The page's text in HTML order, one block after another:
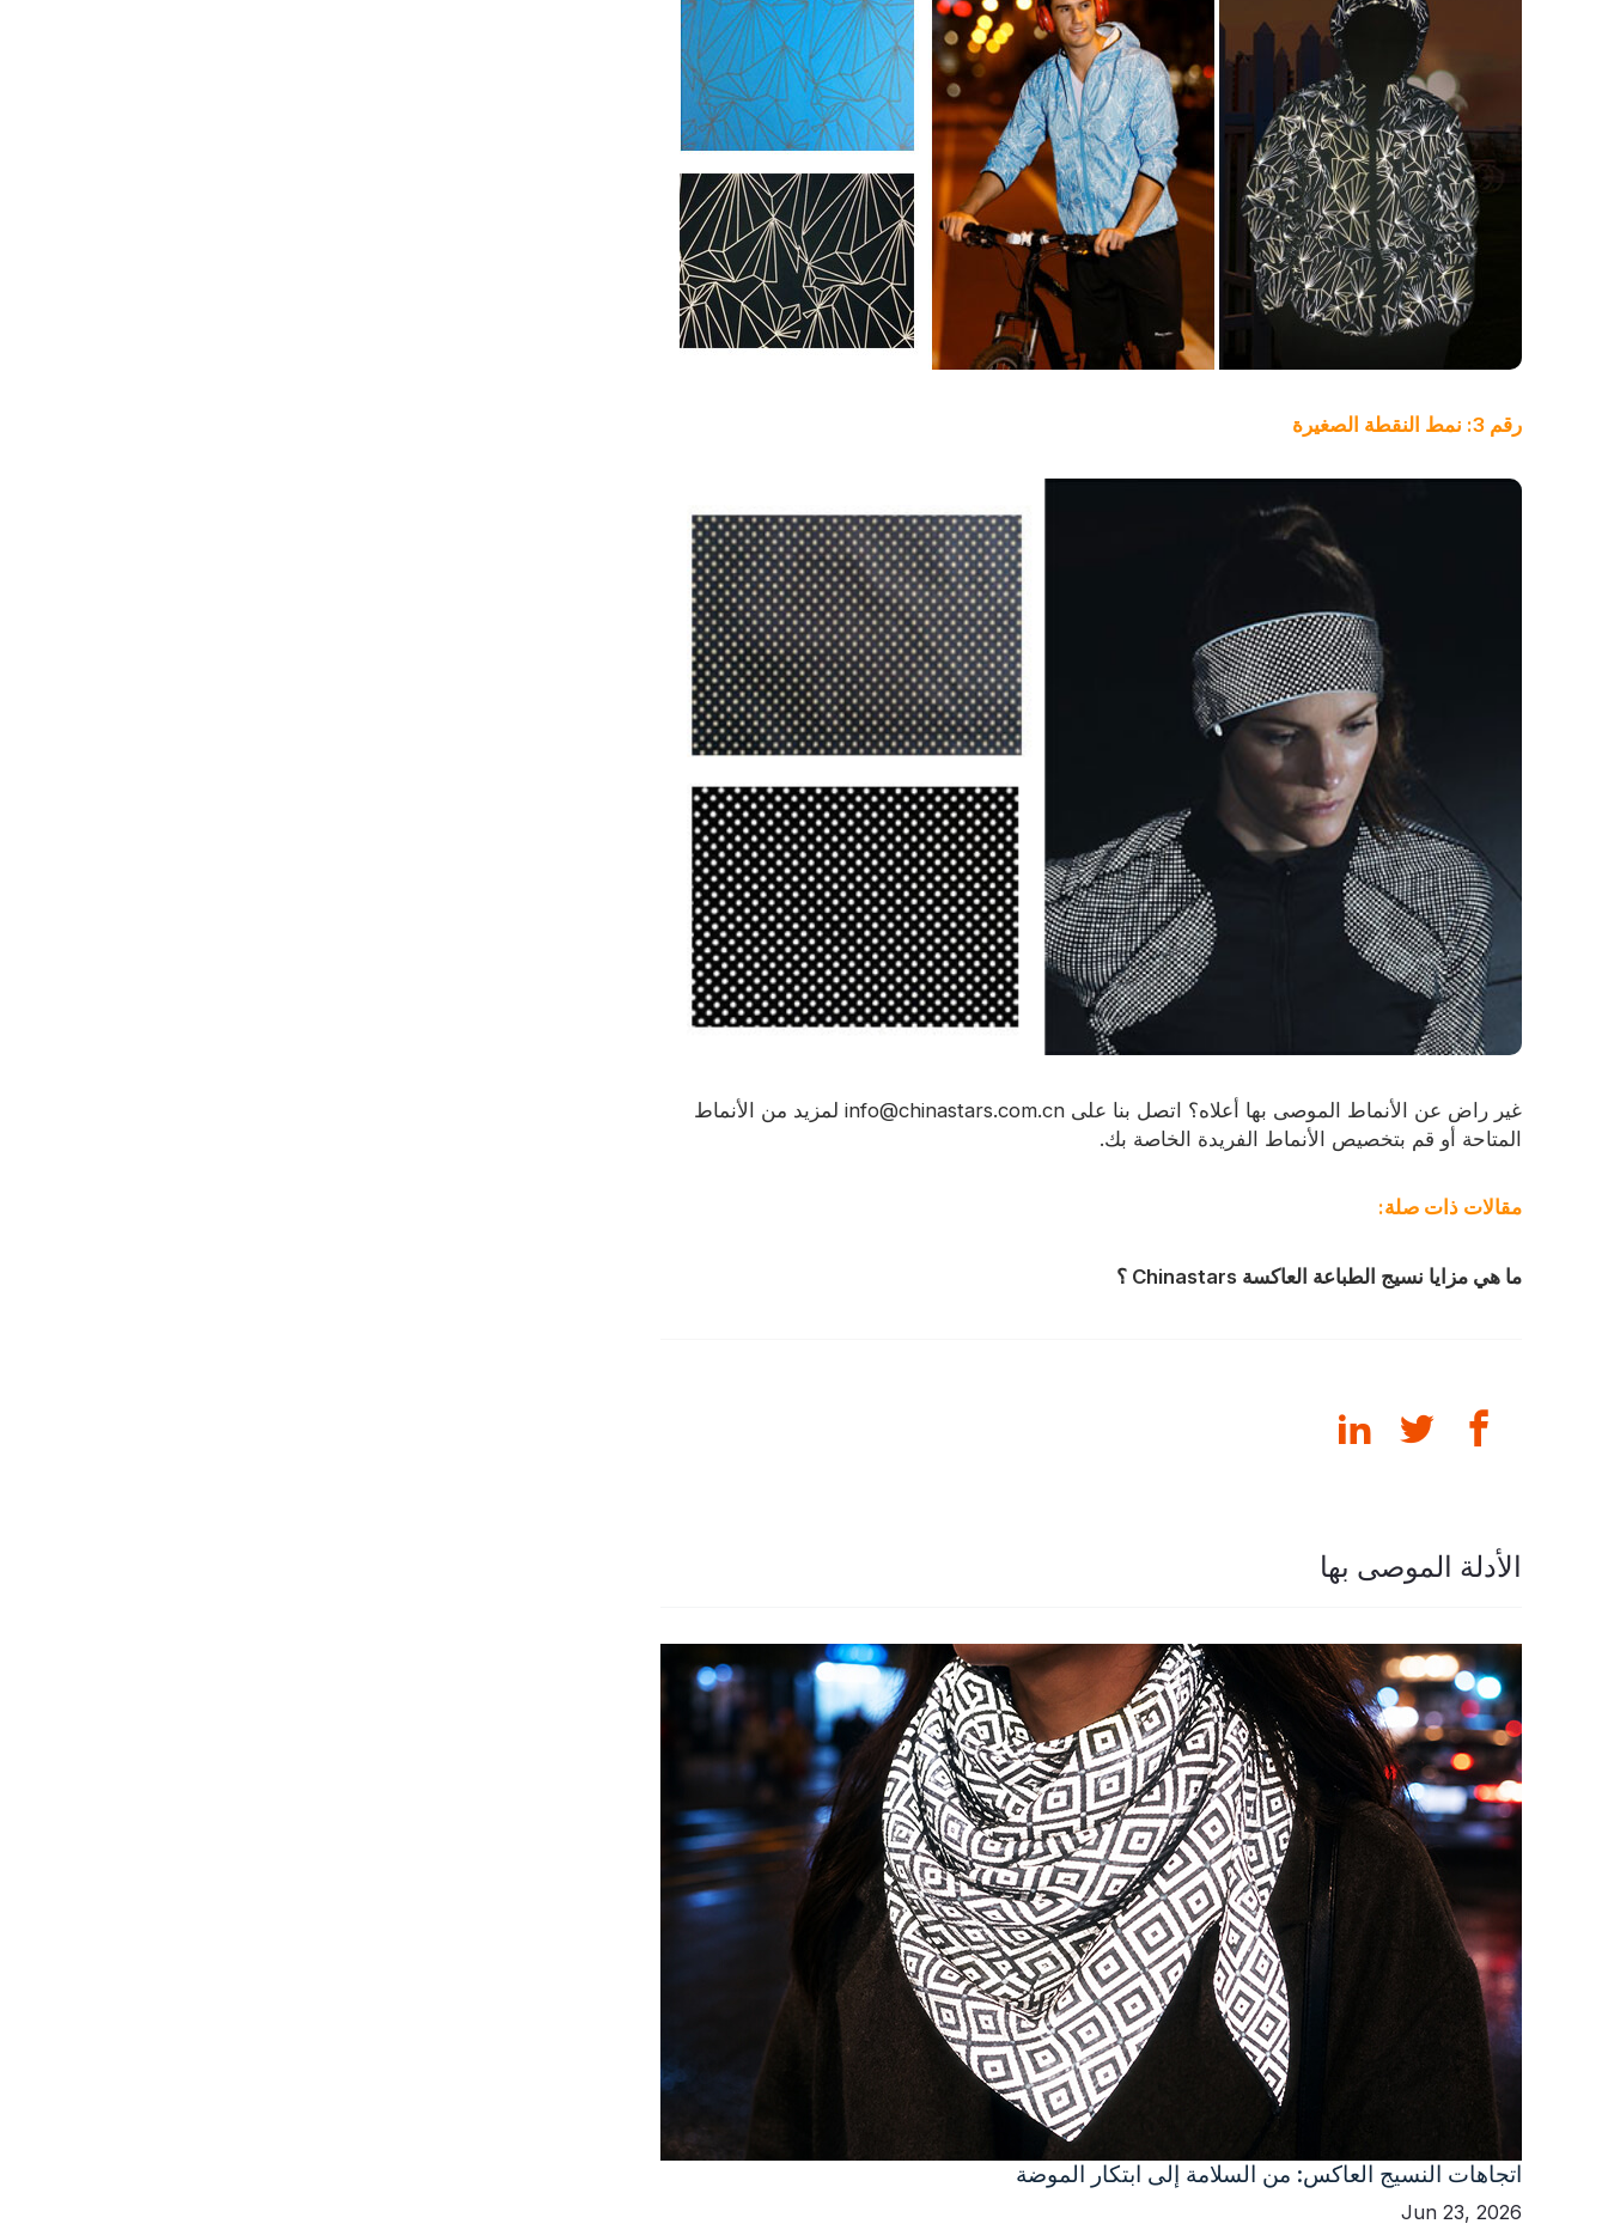
رقم 3: نمط النقطة الصغيرة
غير راض عن الأنماط الموصى بها أعلاه؟ اتصل بنا على info@chinastars.com.cn لمزيد من الأنماط
المتاحة أو قم بتخصيص الأنماط الفريدة الخاصة بك.
مقالات ذات صلة:
ما هي مزايا نسيج الطباعة العاكسة Chinastars ؟
الأدلة الموصى بها
اتجاهات النسيج العاكس: من السلامة إلى ابتكار الموضة
Jun 23, 2026